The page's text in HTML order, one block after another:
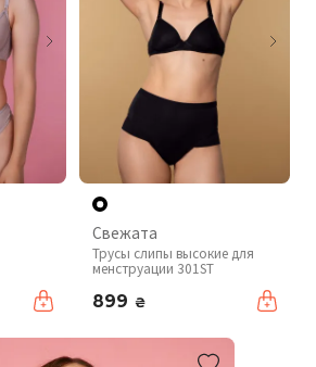
Свежата
Трусы слипы высокие для
менструации 301ST
899 ₴